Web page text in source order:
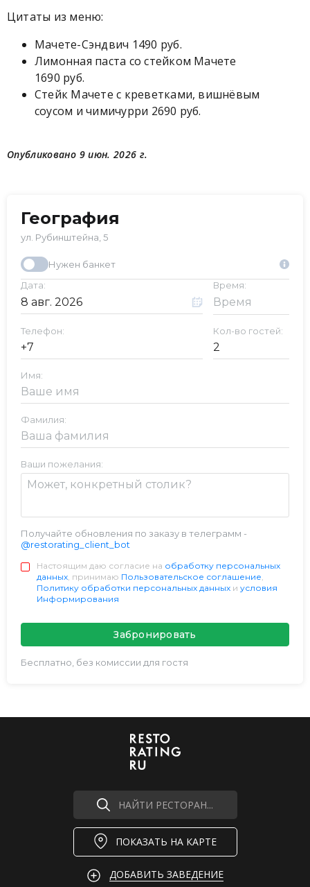
Цитаты из меню:
Мачете-Сэндвич 1490 руб.
Лимонная паста со стейком Мачете
1690 руб.
Стейк Мачете с креветками, вишнёвым
соусом и чимичурри 2690 руб.
Опубликовано 9 июн. 2026 г.
География
ул. Рубинштейна, 5
Нужен банкет
Дата:
Время:
Телефон: Кол-во гостей:
Имя:
Фамилия:
Ваши пожелания:
Получайте обновления по заказу в телеграмм -
@restorating_client_bot
Настоящим даю согласие на обработку персональных
данных , принимаю Пользовательское соглашение
Политику обработки персональных данных и условия
Информирования
Забронировать
Бесплатно, без комиссии для гостя
НАЙТИ РЕСТОРАН...
ПОКАЗАТЬ НА КАРТЕ
ДОБАВИТЬ ЗАВЕДЕНИЕ